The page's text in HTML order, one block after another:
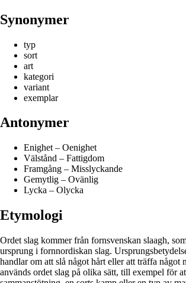
Synonymer
typ
sort
art
kategori
variant
exemplar
Antonymer
Enighet – Oenighet
Välstånd – Fattigdom
Framgång – Misslyckande
Gemytlig – Ovänlig
Lycka – Olycka
Etymologi
Ordet slag kommer från fornsvenskan slaagh,
ursprung i fornnordiskan slag.
handlar om att slå något hårt eller att träffa något
används ordet slag på olika sätt, till exempel för